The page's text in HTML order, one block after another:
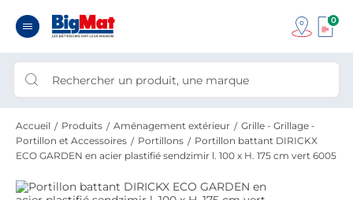
0
Accueil Produits Aménagement extérieur
Grille - Grillage -
Portillon et Accessoires
Portillons
Portillon battant DIRICKX
ECO GARDEN en acier plastifié sendzimir l. 100 x H. 175 cm vert 6005